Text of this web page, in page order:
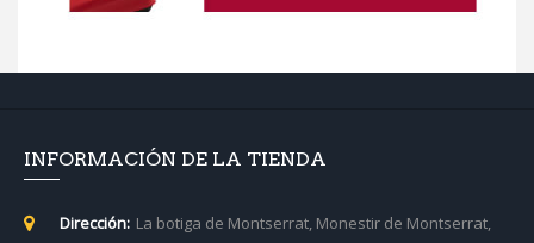
INFORMACIÓN DE LA TIENDA
Dirección: La botiga de Montserrat, Monestir de Montserrat,